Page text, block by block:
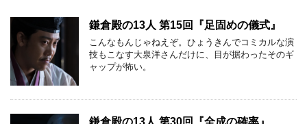
鎌倉殿の13人 第15回『足固めの儀式』
こんなもんじゃねえぞ。ひょうきんでコミカルな演
技もこなす大泉洋さんだけに、目が据わったそのギ
ャップが怖い。